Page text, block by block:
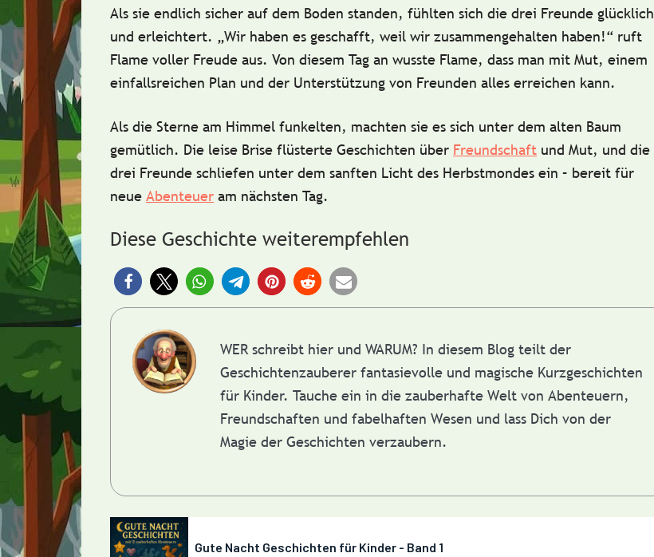
Als sie endlich sicher auf dem Boden standen, fühlten sich die drei Freunde glücklich
und erleichtert. „Wir haben es geschafft, weil wir zusammengehalten haben!“ ruft
Flame voller Freude aus. Von diesem Tag an wusste Flame, dass man mit Mut, einem
einfallsreichen Plan und der Unterstützung von Freunden alles erreichen kann.
Als die Sterne am Himmel funkelten, machten sie es sich unter dem alten Baum
gemütlich. Die leise Brise flüsterte Geschichten über Freundschaft und Mut, und die
drei Freunde schliefen unter dem sanften Licht des Herbstmondes ein – bereit für
neue Abenteuer am nächsten Tag.
Diese Geschichte weiterempfehlen
WER schreibt hier und WARUM? In diesem Blog teilt der
Geschichtenzauberer fantasievolle und magische Kurzgeschichten
für Kinder. Tauche ein in die zauberhafte Welt von Abenteuern,
Freundschaften und fabelhaften Wesen und lass Dich von der
Magie der Geschichten verzaubern.